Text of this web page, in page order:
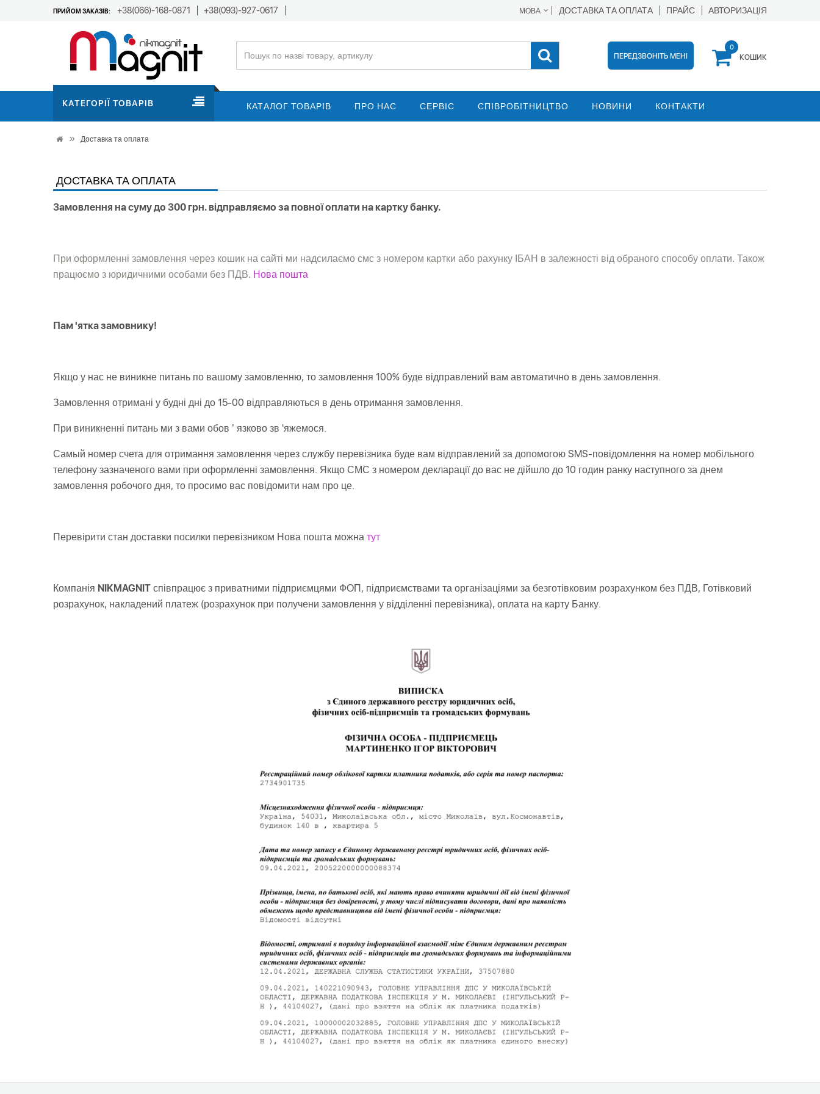
ПРИЙОМ ЗАКАЗІВ: +38(066)-168-0871 +38(093)-927-0617 МОВА ДОСТАВКА ТА ОПЛАТА ПРАЙС АВТОРИЗАЦІЯ
ПЕРЕДЗВОНІТЬ МЕНІ
0
КОШИК
КАТЕГОРІЇ ТОВАРІВ КАТАЛОГ ТОВАРІВ ПРО НАС СЕРВІС СПІВРОБІТНИЦТВО НОВИНИ КОНТАКТИ
Доставка та оплата
ДОСТАВКА ТА ОПЛАТА
Замовлення на суму до 300 грн. відправляємо за повної оплати на картку банку.
При оформленні замовлення через кошик на сайті ми надсилаємо смс з номером картки або рахунку ІБАН в залежності від обраного способу оплати. Також
працюємо з юридичними особами без ПДВ. Нова пошта
Пам 'ятка замовнику!
Якщо у нас не виникне питань по вашому замовленню, то замовлення 100% буде відправлений вам автоматично в день замовлення.
Замовлення отримані у будні дні до 15-00 відправляються в день отримання замовлення.
При виникненні питань ми з вами обов ’ язково зв 'яжемося.
Самый номер счета для отримання замовлення через службу перевізника буде вам відправлений за допомогою SMS-повідомлення на номер мобільного
телефону зазначеного вами при оформленні замовлення. Якщо СМС з номером декларації до вас не дійшло до 10 годин ранку наступного за днем
замовлення робочого дня, то просимо вас повідомити нам про це.
Перевірити стан доставки посилки перевізником Нова пошта можна тут
Компанія NIKMAGNIT співпрацює з приватними підприємцями ФОП, підприємствами та організаціями за безготівковим розрахунком без ПДВ, Готівковий
розрахунок, накладений платеж (розрахунок при получени замовлення у відділенні перевізника), оплата на карту Банку.